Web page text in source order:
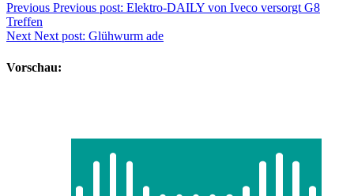
Previous Previous post: Elektro-DAILY von Iveco versorgt G8
Treffen
Next Next post: Glühwurm ade
Vorschau: